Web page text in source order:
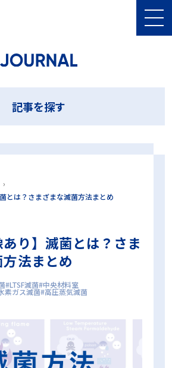
記事を探す
10本テスト
D値 EOG滅菌
MMM NCG PCD PQ
SAL
ウォッシャー・ディスインフェクター
イン
管理研究会
コスト削減
コンパクトPCD
ハーフサイクル
ハーフサイクル法
バリデーション
ハンドピース
トシールチェッカー
ジデバイス
ボウィー・ディックテスト
乾燥不良 内腔器材
内腔洗浄フローPCD
出荷判定
用具 微生物学的PQ
日常モニタリング
日本医療機器学会 時間
とは？さまざまな滅菌方法まとめ
あり】滅菌とは？さま
法まとめ
LTSF滅菌 中央材料室
素ガス滅菌 高圧蒸気滅菌